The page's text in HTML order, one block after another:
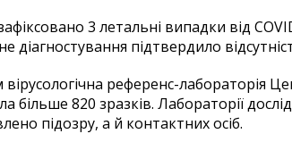
3 летальні випадки від
діагностування підтвердило
вірусологічна референс-лабораторія
більше 820 зразків. Лабораторії
підозру, а й контактних осіб.